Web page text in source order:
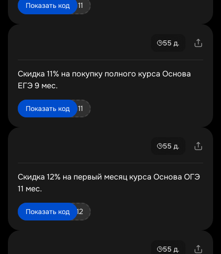
Показать код
osnova9f_oge11
55 д.
Скидка 11% на покупку полного курса Основа
ЕГЭ 9 мес.
Показать код
osnova9f_ege11
55 д.
Скидка 12% на первый месяц курса Основа ОГЭ
11 мес.
Показать код
osnova11_oge12
55 д.